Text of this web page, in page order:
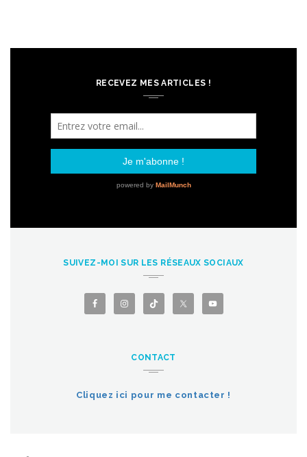
RECEVEZ MES ARTICLES !
SUIVEZ-MOI SUR LES RÉSEAUX SOCIAUX
CONTACT
Cliquez ici pour me contacter !